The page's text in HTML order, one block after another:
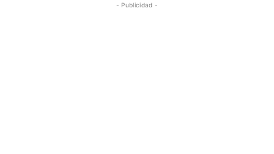
- Publicidad -